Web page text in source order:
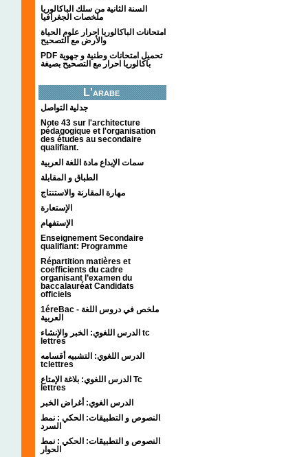
السنة الثانية من سلك الباكالوريا
ملخصات الجغرافيا
امتحانات الباكالوريا احرار علوم الحياة
والأرض مع التصحيح
PDF تحميل امتحانات وطنية و جهوية
باكالوريا احرار مع التصحيح بصيغة
L'arabe
جدلية التواصل
Note 43 sur l'architecture
pédagogique et l'organisation
des études au secondaire
qualifiant.
سمات الإبداع مادة اللغة العربية
الطباق و المقابلة
مهارة المقارنة والاستنتاج
الإستعارة
الإستفهام
Enseignement Secondaire
qualifiant: Programme
Répartition matières et
coefficients du cadre
organisant l’examen du
baccalauréat Candidats
officiels
1éreBac - ملخص في دروس اللغة
العربية
الدرس اللغوي: الخبر والإنشاء tc
lettres
الدرس اللغوي: التشبيه أقسامه
tclettres
الدرس اللغوي: بلاغة الإمتاع Tc
lettres
الدرس الغوي: أغراض الخبر
النصوص و التطبيقات: الحكي : نمط
السرد
النصوص و التطبيقات: الحكي : نمط
الحوار